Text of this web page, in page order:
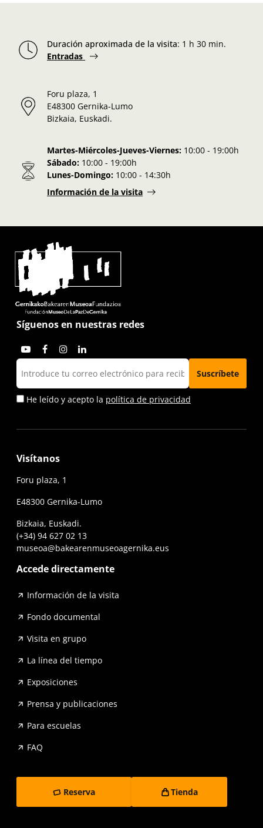
Duración aproximada de la visita: 1 h 30 min.
Entradas
Foru plaza, 1
E48300 Gernika-Lumo
Bizkaia, Euskadi.
Martes-Miércoles-Jueves-Viernes: 10:00 - 19:00h
Sábado: 10:00 - 19:00h
Lunes-Domingo: 10:00 - 14:30h
Información de la visita
Síguenos en nuestras redes
He leído y acepto la política de privacidad
Visítanos
Foru plaza, 1
E48300 Gernika-Lumo
Bizkaia, Euskadi.
(+34) 94 627 02 13
museoa@bakearenmuseoagernika.eus
Accede directamente
Información de la visita
Fondo documental
Visita en grupo
La línea del tiempo
Exposiciones
Prensa y publicaciones
Para escuelas
FAQ
Reserva Tienda